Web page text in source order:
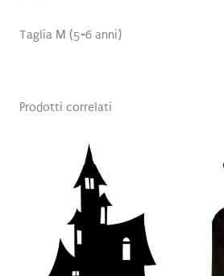
Taglia M (5-6 anni)
Prodotti correlati